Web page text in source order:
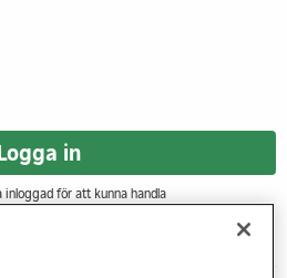
in
inloggad för att kunna handla